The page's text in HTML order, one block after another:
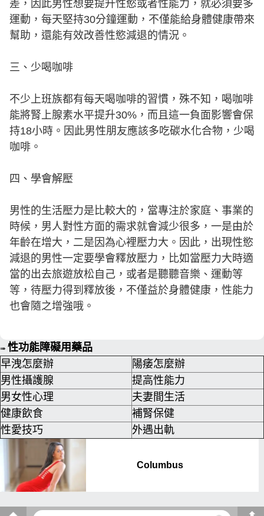
差，因此男性想要提升性慾或者性能力，就必須要多
運動，每天堅持30分鐘運動，不僅能給身體健康帶來
幫助，還能有效改善性慾減退的情況。
三、少喝咖啡
不少上班族都有每天喝咖啡的習慣，殊不知，喝咖啡
能將腎上腺素水平提升30%，而且這一負面影響會保
持18小時。因此男性朋友應該多吃碳水化合物，少喝
咖啡。
四、學會解壓
男性的生活壓力是比較大的，當專注於家庭、事業的
時候，男人對性方面的需求就會減少很多，一是由於
年齡在增大，二是因為心裡壓力大。因此，出現性慾
減退的男性一定要學會釋放壓力，比如當壓力大時適
當的出去旅遊放松自己，或者是聽聽音樂、運動等
等，待壓力得到釋放後，不僅益於身體健康，性能力
也會隨之增強哦。
➠ 性功能障礙用藥品
早洩怎麼辦
陽痿怎麼辦
男性攝護腺
提高性能力
男女性心理
夫妻間生活
健康飲食
補腎保健
性愛技巧
外遇出軌